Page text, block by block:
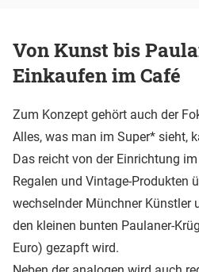
Von Kunst bis
Einkaufen im Café
Zum Konzept gehört auch der
Alles, was man im Super* sieht,
Das reicht von der Einrichtung
Regalen und Vintage-Produkten
wechselnder Münchner Künstler
den kleinen bunten Paulaner-
Euro) gezapft wird.